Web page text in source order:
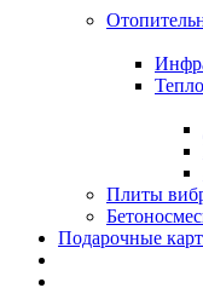
Плиты
Подарочные